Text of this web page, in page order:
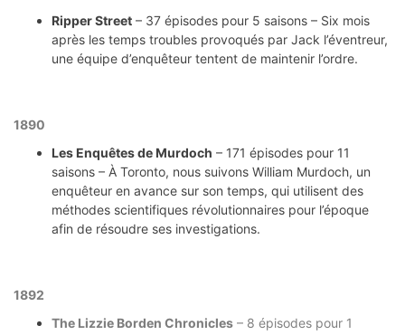
Ripper Street – 37 épisodes pour 5 saisons – Six mois
après les temps troubles provoqués par Jack l’éventreur,
une équipe d’enquêteur tentent de maintenir l’ordre.
1890
Les Enquêtes de Murdoch – 171 épisodes pour 11
saisons – À Toronto, nous suivons William Murdoch, un
enquêteur en avance sur son temps, qui utilisent des
méthodes scientifiques révolutionnaires pour l’époque
afin de résoudre ses investigations.
1892
The Lizzie Borden Chronicles – 8 épisodes pour 1